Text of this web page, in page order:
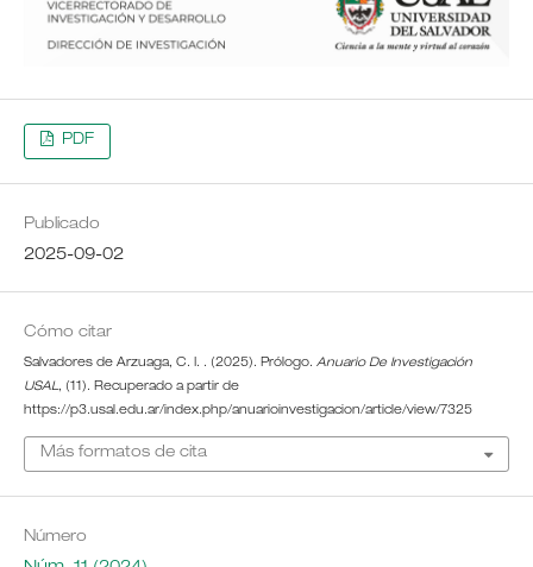
PDF
Publicado
2025-09-02
Cómo citar
Salvadores de Arzuaga, C. I. . (2025). Prólogo. Anuario De Investigación
USAL, (11). Recuperado a partir de
https://p3.usal.edu.ar/index.php/anuarioinvestigacion/article/view/7325
Más formatos de cita
Número